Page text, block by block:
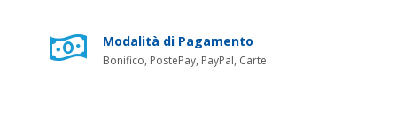
Modalità di Pagamento
Bonifico, PostePay, PayPal, Carte